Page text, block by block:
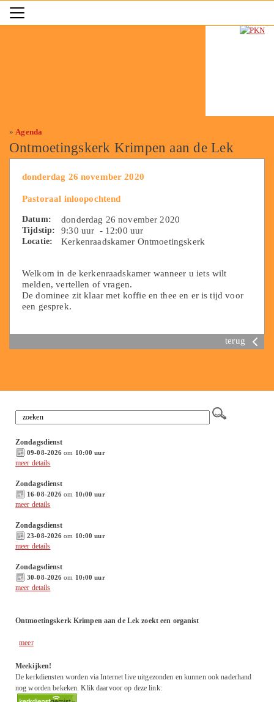
»Agenda
Ontmoetingskerk Krimpen aan de Lek
donderdag 26 november 2020
Pastoraal inloopochtend
Datum: donderdag 26 november 2020
Tijdstip: 9:30 uur - 12:00 uur
Locatie: Kerkenraadskamer Ontmoetingskerk
Welkom in de kerkenraadskamer wanneer u iets wilt
melden, vertellen of vragen.
De dominee zit klaar met koffie en thee en er is tijd voor
een gesprek.
terug
Zondagsdienst
09-08-2026 om 10:00 uur
meer details
Zondagsdienst
16-08-2026 om 10:00 uur
meer details
Zondagsdienst
23-08-2026 om 10:00 uur
meer details
Zondagsdienst
30-08-2026 om 10:00 uur
meer details
Ontmoetingskerk Krimpen aan de Lek zoekt een organist
meer
Meekijken!
De kerkdiensten worden via Internet live uitgezonden en kunnen ook naderhand
nog worden bekeken. Klik daarvoor op deze link: